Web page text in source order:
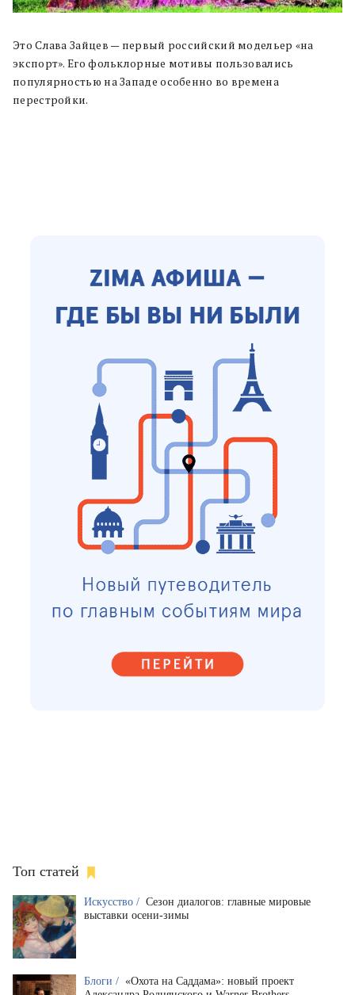
Это Слава Зайцев — первый российский модельер «на
экспорт». Его фольклорные мотивы пользовались
популярностью на Западе особенно во времена
перестройки.
Топ статей
Искусство / Сезон диалогов: главные мировые
выставки осени-зимы
Блоги / «Охота на Саддама»: новый проект